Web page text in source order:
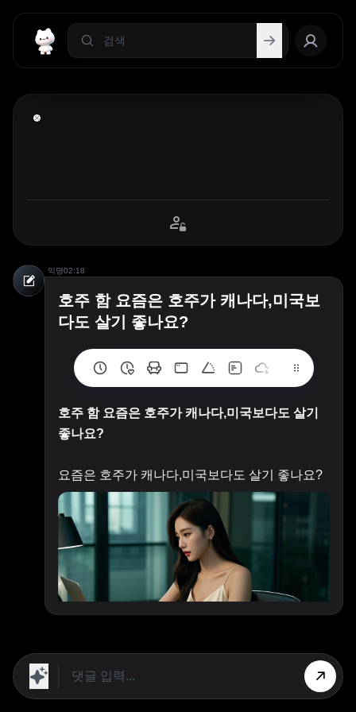
익명02:18
호주 함 요즘은 호주가 캐나다,미국보
다도 살기 좋나요?
호주 함 요즘은 호주가 캐나다,미국보다도 살기
좋나요?
요즘은 호주가 캐나다,미국보다도 살기 좋나요?
상단 광고의 [X] 버튼을 누르면 내용이 보입니다